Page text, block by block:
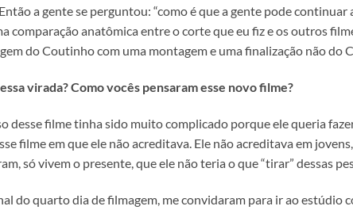
a gente se perguntou: “como é que a gente pode
comparação anatômica entre o corte que eu fiz e os outros
do Coutinho com uma montagem e uma finalização não do
virada? Como vocês pensaram esse novo filme?
desse filme tinha sido muito complicado porque ele queria
filme em que ele não acreditava. Ele não acreditava em
só vivem o presente, que ele não teria o que “tirar” dessas
do quarto dia de filmagem, me convidaram para ir ao